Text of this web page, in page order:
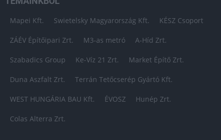
Mapei Kft. Swietelsky Magyarország Kft. KÉSZ Csoport
ZÁÉV Építőipari Zrt. M3-as metró A-Híd Zrt.
Szabadics Group Ke-Víz 21 Zrt. Market Építő Zrt.
Duna Aszfalt Zrt. Terrán Tetőcserép Gyártó Kft.
WEST HUNGÁRIA BAU Kft. ÉVOSZ Hunép Zrt.
Colas Alterra Zrt.